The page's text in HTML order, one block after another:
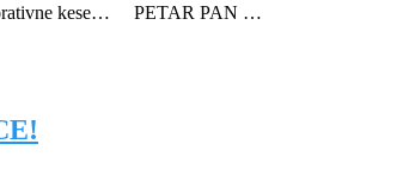
kese… PETAR PAN …